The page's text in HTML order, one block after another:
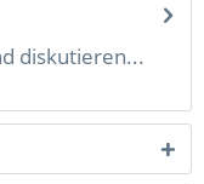
diskutieren...